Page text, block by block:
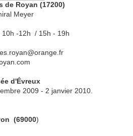
de Royan (17200)
Meyer
10h -12h / 15h - 19h
d'Évreux
2009 - 2 janvier 2010.
(69000)